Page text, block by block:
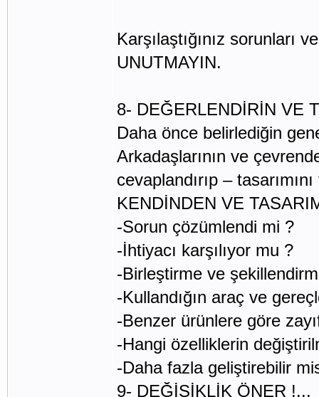
Karşılaştığınız sorunları
UNUTMAYIN.
8- DEĞERLENDİRİN VE
Daha önce belirlediğin
Arkadaşlarının ve
cevaplandırıp –
KENDİNDEN VE
-Sorun çözümlendi mi ?
-İhtiyacı karşılıyor mu ?
-Birleştirme ve
-Kullandığın araç ve
-Benzer ürünlere göre
-Hangi özelliklerin
-Daha fazla geliştirebilir
9- DEĞİŞİKLİK ÖNER !...